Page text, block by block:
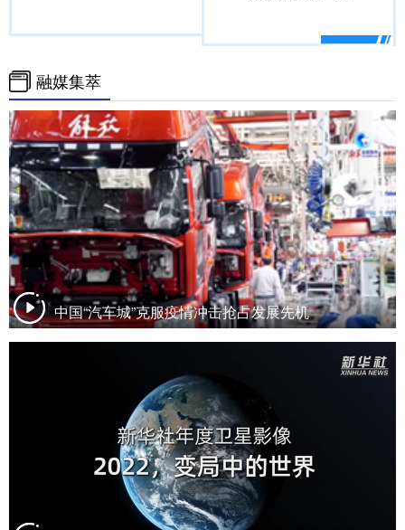
融媒集萃
中国“汽车城”克服疫情冲击抢占发展先机